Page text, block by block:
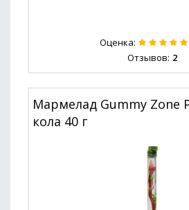
Оценка:
Отзывов: 2
Мармелад Gummy Zone
кола 40 г